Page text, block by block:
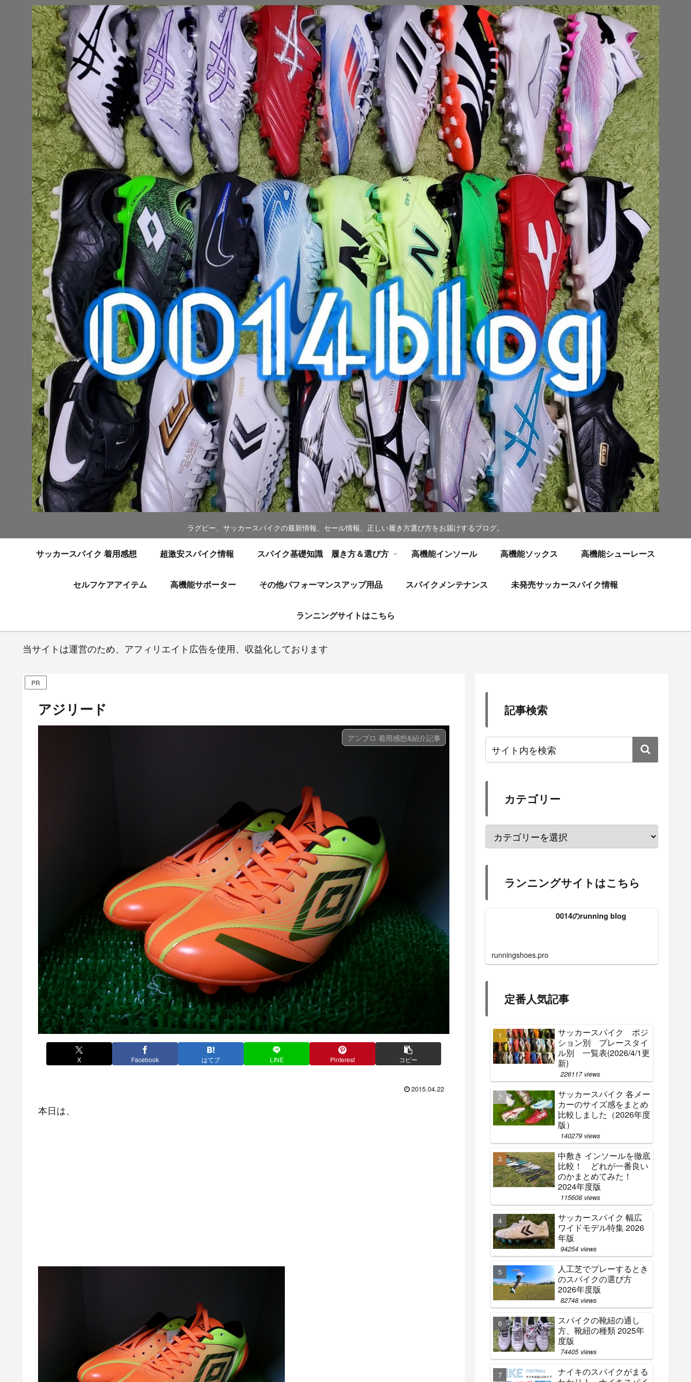
ラグビー、サッカースパイクの最新情報、セール情報、正しい履き方選び方をお届けするブログ。
サッカースパイク 着用感想 超激安スパイク情報 スパイク基礎知識 履き方＆選び方 高機能インソール 高機能ソックス 高機能シューレース
セルフケアアイテム 高機能サポーター その他パフォーマンスアップ用品 スパイクメンテナンス 未発売サッカースパイク情報
ランニングサイトはこちら
当サイトは運営のため、アフィリエイト広告を使用、収益化しております
PR
アジリード
アンブロ 着用感想&紹介記事
X Facebook はてブ LINE Pinterest コピー
2015.04.22
本日は、
記事検索
カテゴリー
ランニングサイトはこちら
0014のrunning blog
runningshoes.pro
定番人気記事
サッカースパイク ポジ
ション別 プレースタイ
ル別 一覧表(2026/4/1更
新)
226117 views
サッカースパイク 各メー
カーのサイズ感をまとめ
比較しました（2026年度
版）
140279 views
中敷き インソールを徹底
比較！ どれが一番良い
のかまとめてみた！
2024年度版
115608 views
サッカースパイク 幅広
ワイドモデル特集 2026
年版
94254 views
人工芝でプレーするとき
のスパイクの選び方
2026年度版
82748 views
スパイクの靴紐の通し
方、靴紐の種類 2025年
度版
74405 views
ナイキのスパイクがまる